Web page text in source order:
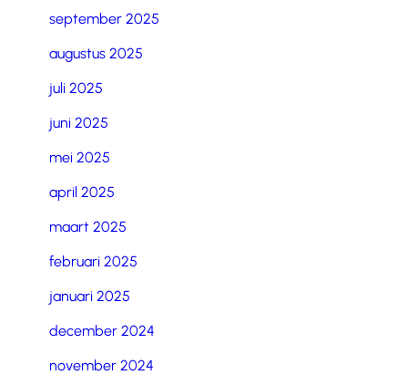
september 2025
augustus 2025
juli 2025
juni 2025
mei 2025
april 2025
maart 2025
februari 2025
januari 2025
december 2024
november 2024